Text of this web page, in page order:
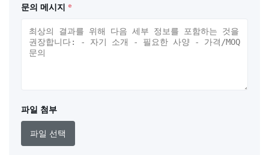
문의 메시지 *
파일 첨부
파일 선택